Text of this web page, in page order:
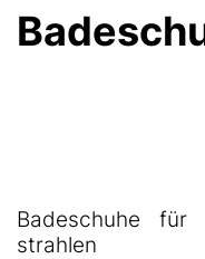
Badeschuhe für
strahlen